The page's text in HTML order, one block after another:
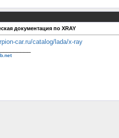
документация по XRAY
car.ru/catalog/lada/x-ray